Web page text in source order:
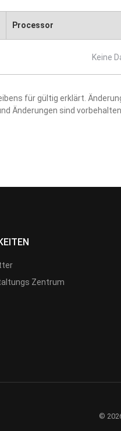
Processor
Keine
für gültig erklärt.
Änderungen sind vorbehalten.
Zentrum
©